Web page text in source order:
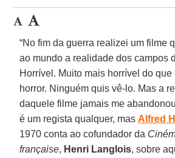
“No fim da guerra realizei um filme
ao mundo a realidade dos campos
Horrível. Muito mais horrível do que
horror. Ninguém quis vê-lo. Mas a
daquele filme jamais me
é um regista qualquer, masAlfred
1970 conta ao cofundador da
française, Henri Langlois, sobre